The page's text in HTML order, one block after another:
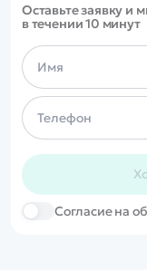
Оставьте заявку и
в течении 10 минут
Cогласие на